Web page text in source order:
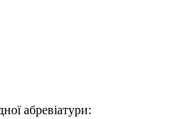
абревіатури: